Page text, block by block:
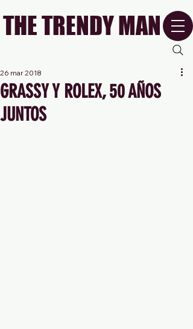
THE TRENDY MAN
GRASSY Y ROLEX, 50 AÑOS
JUNTOS
26 mar 2018